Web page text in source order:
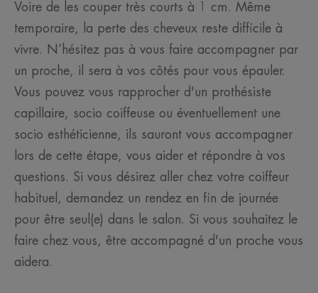
Voire de les couper très courts à 1 cm. Même
temporaire, la perte des cheveux reste difficile à
vivre. N’hésitez pas à vous faire accompagner par
un proche, il sera à vos côtés pour vous épauler.
Vous pouvez vous rapprocher d'un prothésiste
capillaire, socio coiffeuse ou éventuellement une
socio esthéticienne, ils sauront vous accompagner
lors de cette étape, vous aider et répondre à vos
questions. Si vous désirez aller chez votre coiffeur
habituel, demandez un rendez en fin de journée
pour être seul(e) dans le salon. Si vous souhaitez le
faire chez vous, être accompagné d'un proche vous
aidera.